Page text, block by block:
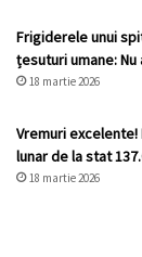
Frigiderele unui
țesuturi umane: Nu
18 martie 2026
Vremuri excelente!
lunar de la stat
18 martie 2026